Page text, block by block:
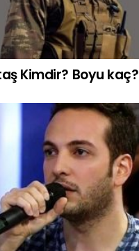
Kimdir? Boyu kaç?